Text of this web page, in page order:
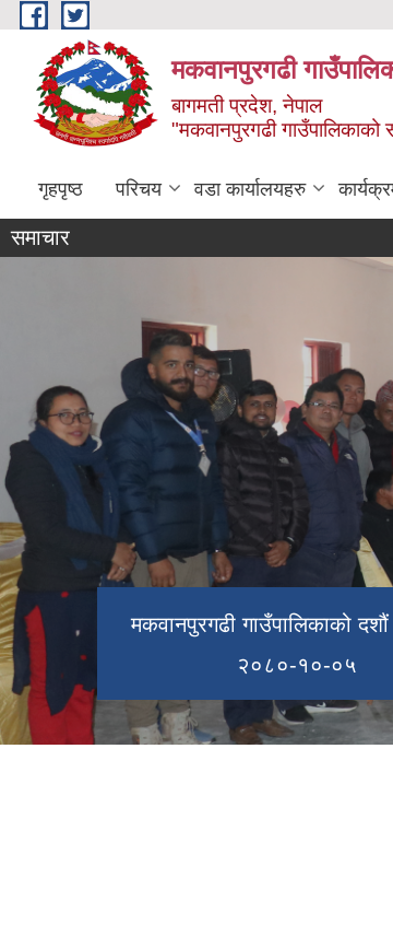
Skip to main content
मकवानपुरगढी
बागमती प्रदेश, नेपाल
"मकवानपुरगढी गाउँपालिकाको
गृहपृष्ठ परिचय वडा कार्यालयहरु
समाचार
मकवानपुरगढी गाउँपालिकाको
२०८०-१०-०५
ऐतिहासिक प्रस्तावित
मनकामना मन्दिर
सहिद रुद्रबहादुर पाख्रिन स्‍मृति